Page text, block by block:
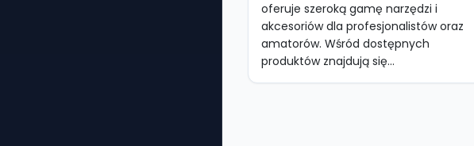
oferuje szeroką gamę narzędzi i
akcesoriów dla profesjonalistów oraz
amatorów. Wśród dostępnych
produktów znajdują się...